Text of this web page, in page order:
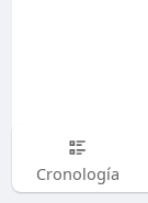
Cronología